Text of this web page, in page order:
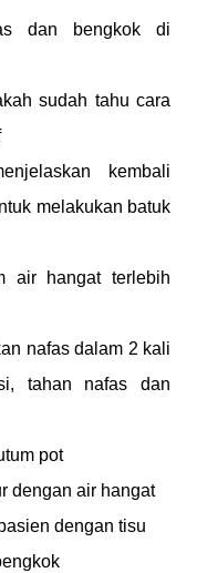
dan bengkok di
sudah tahu cara
kembali
melakukan batuk
air hangat terlebih
nafas dalam 2 kali
tahan nafas dan
pot
dengan air hangat
dengan tisu